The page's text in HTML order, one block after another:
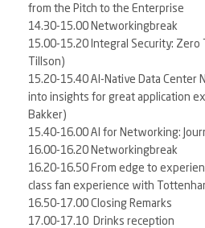
from the Pitch to the Enterprise
14.30-15.00 Networkingbreak
15.00-15.20 Integral Security: Zero
Tillson)
15.20-15.40 AI-Native Data Center
into insights for great application
Bakker)
15.40-16.00 AI for Networking:
16.00-16.20 Networkingbreak
16.20-16.50 From edge to
class fan experience with
16.50-17.00 Closing Remarks
17.00-17.10 Drinks reception